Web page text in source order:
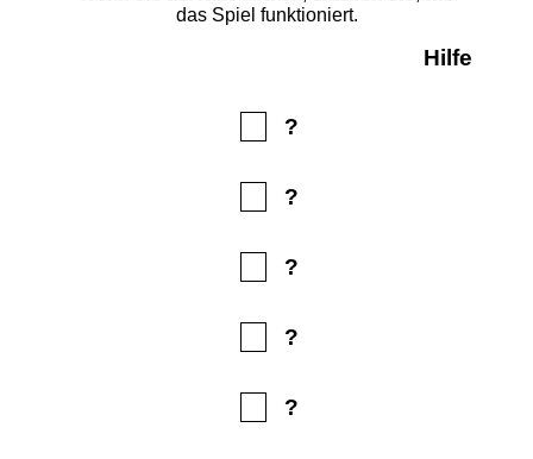
das Spiel funktioniert.
Hilfe
?
?
?
?
?